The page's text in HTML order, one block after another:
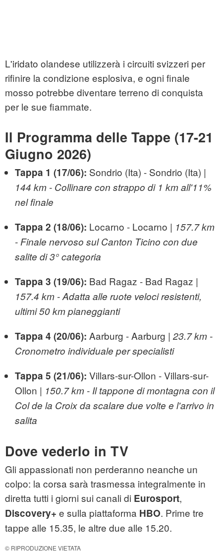
L'iridato olandese utilizzerà i circuiti svizzeri per
rifinire la condizione esplosiva, e ogni finale
mosso potrebbe diventare terreno di conquista
per le sue fiammate.
Il Programma delle Tappe (17-21
Giugno 2026)
Tappa 1 (17/06): Sondrio (Ita) - Sondrio (Ita) |
144 km - Collinare con strappo di 1 km all'11%
nel finale
Tappa 2 (18/06): Locarno - Locarno | 157.7 km
- Finale nervoso sul Canton Ticino con due
salite di 3° categoria
Tappa 3 (19/06): Bad Ragaz - Bad Ragaz |
157.4 km - Adatta alle ruote veloci resistenti,
ultimi 50 km pianeggianti
Tappa 4 (20/06): Aarburg - Aarburg | 23.7 km -
Cronometro individuale per specialisti
Tappa 5 (21/06): Villars-sur-Ollon - Villars-sur-
Ollon | 150.7 km - Il tappone di montagna con il
Col de la Croix da scalare due volte e l'arrivo in
salita
Dove vederlo in TV
Gli appassionati non perderanno neanche un
colpo: la corsa sarà trasmessa integralmente in
diretta tutti i giorni sui canali di Eurosport,
Discovery+ e sulla piattaforma HBO. Prime tre
tappe alle 15.35, le altre due alle 15.20.
© RIPRODUZIONE VIETATA